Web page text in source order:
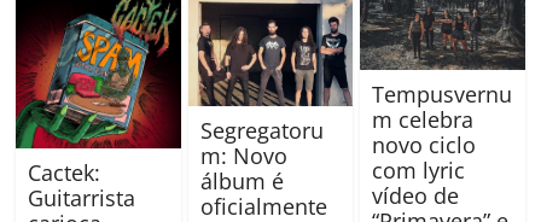
Cactek:
Guitarrista
Segregatoru
m: Novo
álbum é
oficialmente
Tempusvernu
m celebra
novo ciclo
com lyric
vídeo de